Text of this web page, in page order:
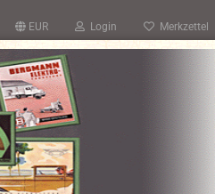
EUR Login Merkzettel